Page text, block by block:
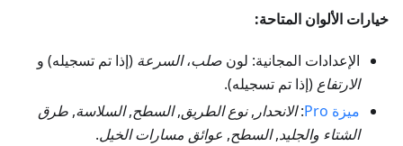
خيارات الألوان المتاحة:
الإعدادات المجانية: لون صلب،السرعة (إذا تم تسجيله) و
الارتفاع(إذا تم تسجيله).
ميزة Pro
:الانحدار ,نوع الطريق,السطح,السلاسة, طرق
الشتاء والجليد,السطح, عوائق مسارات الخيل.